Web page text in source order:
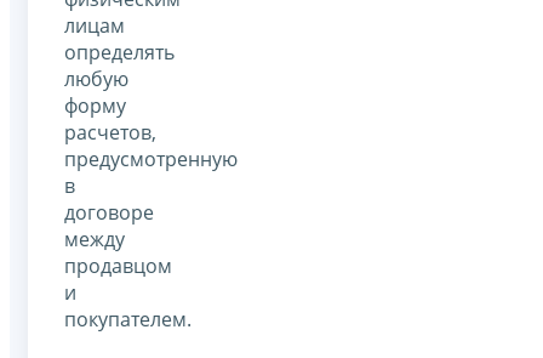
лицам
определять
любую
форму
расчетов,
предусмотренную
в
договоре
между
продавцом
и
покупателем.